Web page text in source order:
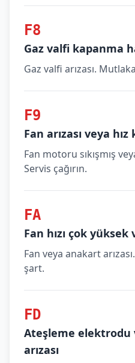
F8
Gaz valfi kapanma
Gaz valfi arızası.
F9
Fan arızası veya
Fan motoru sıkışmış
Servis çağırın.
FA
Fan hızı çok
Fan veya anakart
şart.
FD
Ateşleme elektrodu
arızası